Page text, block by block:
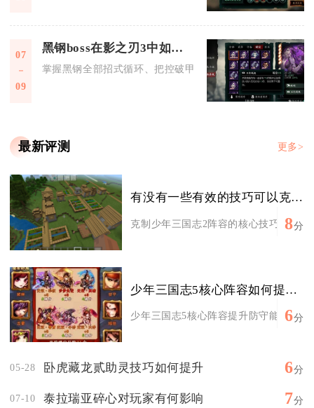
07
09
黑钢boss在影之刃3中如何过关
掌握黑钢全部招式循环、把控破甲输出窗口并搭配适配生存
最新评测 更多>
有没有一些有效的技巧可以克制少年三国志2的阵容
克制少年三国志2阵容的核心技巧是抓
8分
少年三国志5核心阵容如何提高防守能力
少年三国志5核心阵容提升防守能力，
6分
05-28 卧虎藏龙贰助灵技巧如何提升 6分
07-10 泰拉瑞亚碎心对玩家有何影响 7分